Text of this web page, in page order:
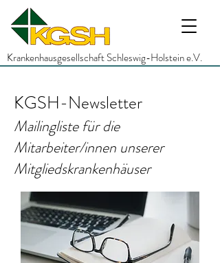
Krankenhausgesellschaft Schleswig-Holstein e.V.
KGSH-Newsletter
Mailingliste für die
Mitarbeiter/innen unserer
Mitgliedskrankenhäuser